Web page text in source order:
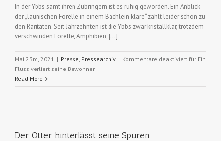
In der Ybbs samt ihren Zubringern ist es ruhig geworden. Ein Anblick
der „launischen Forelle in einem Bächlein klare“ zählt leider schon zu
den Raritäten. Seit Jahrzehnten ist die Ybbs zwar kristallklar, trotzdem
verschwinden Forelle, Amphibien, […]
Mai 23rd, 2021 | Presse Pressearchiv | Kommentare deaktiviert für Ein
Fluss verliert seine Bewohner
Read More
Der Otter hinterlässt seine Spuren